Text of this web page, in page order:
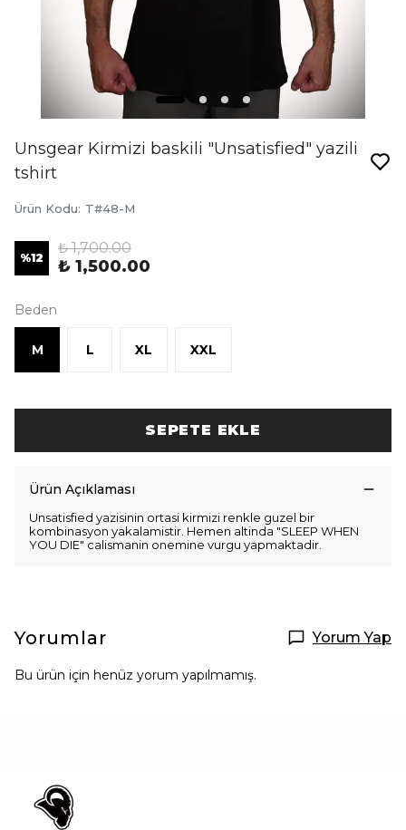
Unsgear Kirmizi baskili "Unsatisfied" yazili
tshirt
Ürün Kodu: T#48-M
%12
₺ 1,700.00
₺ 1,500.00
Beden
M L XL XXL
SEPETE EKLE
Ürün Açıklaması
Unsatisfied yazisinin ortasi kirmizi renkle guzel bir
kombinasyon yakalamistir. Hemen altinda "SLEEP WHEN
YOU DIE" calismanin onemine vurgu yapmaktadir.
Yorumlar Yorum Yap
Bu ürün için henüz yorum yapılmamış.